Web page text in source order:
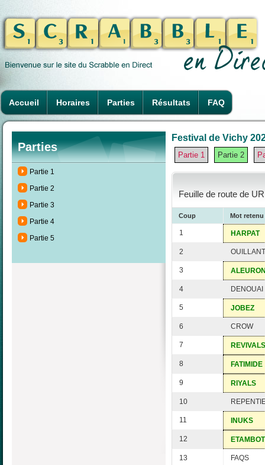
Accueil Horaires Parties Résultats FAQ
Parties
Partie 1
Partie 2
Partie 3
Partie 4
Partie 5
Festival de Vichy
Partie 1 Partie 2
Feuille de route de
Coup Mot retenu
1 HARPAT
2 OUILLANT
3
4 DENOUAI
5 JOBEZ
6 CROW
7 REVIVALS
8 FATIMIDE
9 RIYALS
10
11 INUKS
12
13 FAQS